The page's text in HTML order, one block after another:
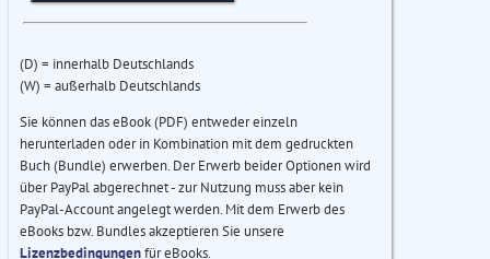
(D) = innerhalb Deutschlands
(W) = außerhalb Deutschlands
Sie können das eBook (PDF) entweder einzeln
herunterladen oder in Kombination mit dem gedruckten
Buch (Bundle) erwerben. Der Erwerb beider Optionen wird
über PayPal abgerechnet - zur Nutzung muss aber kein
PayPal-Account angelegt werden. Mit dem Erwerb des
eBooks bzw. Bundles akzeptieren Sie unsere
Lizenzbedingungenfür eBooks.